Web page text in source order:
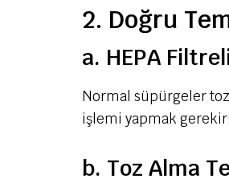
2. Doğru
a. HEPA
Normal süpürgeler
işlemi yapmak gerekir.
b. Toz Alma